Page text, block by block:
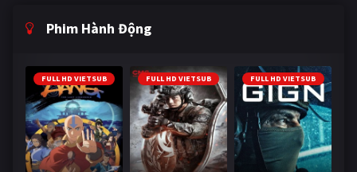
Phim Hành Động
FULL HD VIETSUB FULL HD VIETSUB FULL HD VIETSUB